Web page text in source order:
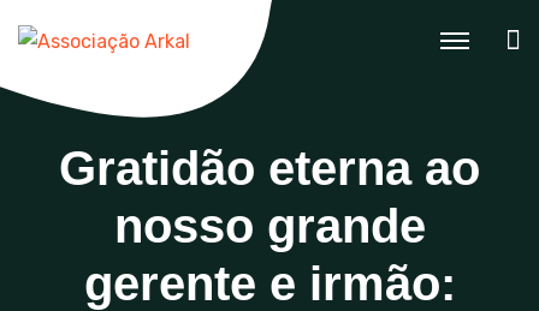
Gratidão eterna ao
nosso grande
gerente e irmão: